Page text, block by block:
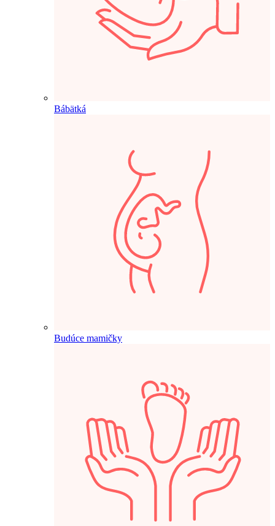
Bábätká
Budúce mamičky